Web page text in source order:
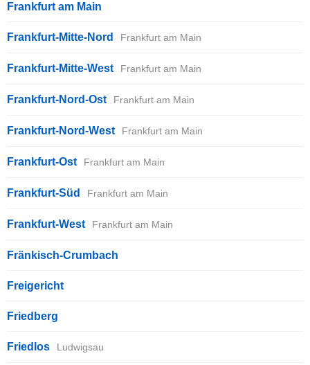
Frankfurt am Main
Frankfurt-Mitte-Nord Frankfurt am Main
Frankfurt-Mitte-West Frankfurt am Main
Frankfurt-Nord-Ost Frankfurt am Main
Frankfurt-Nord-West Frankfurt am Main
Frankfurt-Ost Frankfurt am Main
Frankfurt-Süd Frankfurt am Main
Frankfurt-West Frankfurt am Main
Fränkisch-Crumbach
Freigericht
Friedberg
Friedlos Ludwigsau